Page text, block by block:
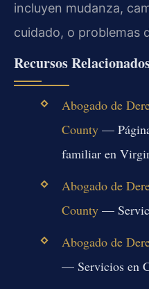
incluyen mudanza,
cuidado, o problemas
Recursos
Abogado de
County—
familiar en
Abogado de
County—
Abogado de
— Servicios en